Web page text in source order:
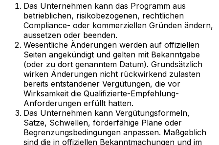
Das Unternehmen kann das Programm aus
betrieblichen, risikobezogenen, rechtlichen
Compliance- oder kommerziellen Gründen ändern,
aussetzen oder beenden.
Wesentliche Änderungen werden auf offiziellen
Seiten angekündigt und gelten mit Bekanntgabe
(oder zu dort genanntem Datum). Grundsätzlich
wirken Änderungen nicht rückwirkend zulasten
bereits entstandener Vergütungen, die vor
Wirksamkeit die Qualifizierte-Empfehlung-
Anforderungen erfüllt hatten.
Das Unternehmen kann Vergütungsformeln,
Sätze, Schwellen, förderfähige Pläne oder
Begrenzungsbedingungen anpassen. Maßgeblich
sind die in offiziellen Bekanntmachungen und im